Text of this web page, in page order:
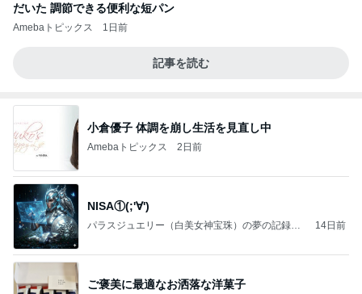
だいた 調節できる便利な短パン
Amebaトピックス 1日前
記事を読む
小倉優子 体調を崩し生活を見直し中
Amebaトピックス 2日前
NISA①(;'∀')
パラスジュエリー（白美女神宝珠）の夢の記録
14日前
ご褒美に最適なお洒落な洋菓子